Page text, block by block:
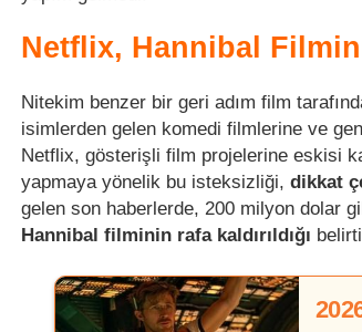
Netflix, Hannibal
Nitekim benzer bir geri adım film
isimlerden gelen komedi filmlerine ve
Netflix, gösterişli film projelerine eskisi
yapmaya yönelik bu isteksizliği, dikkat
gelen son haberlerde, 200 milyon dolar
Hannibal filminin rafa kaldırıldığı